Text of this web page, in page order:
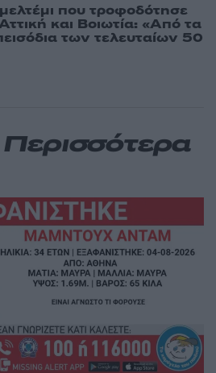
που τροφοδότησε
και Βοιωτία: «Από τα
των τελευταίων 50